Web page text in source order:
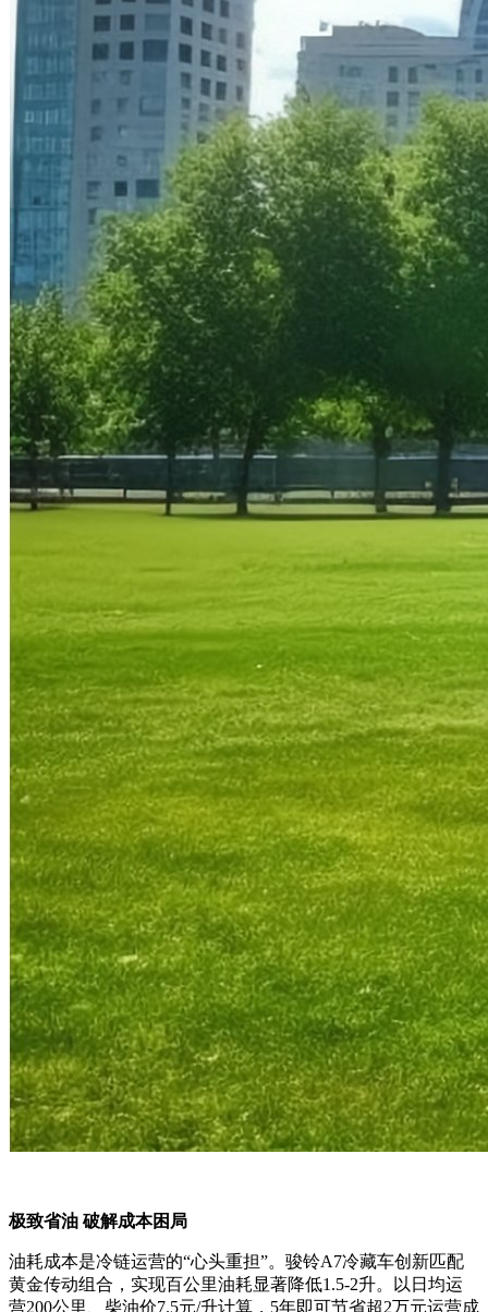
极致省油 破解成本困局
油耗成本是冷链运营的“心头重担”。骏铃A7冷藏车创新匹配
黄金传动组合，实现百公里油耗显著降低1.5-2升。以日均运
营200公里、柴油价7.5元/升计算，5年即可节省超2万元运营成